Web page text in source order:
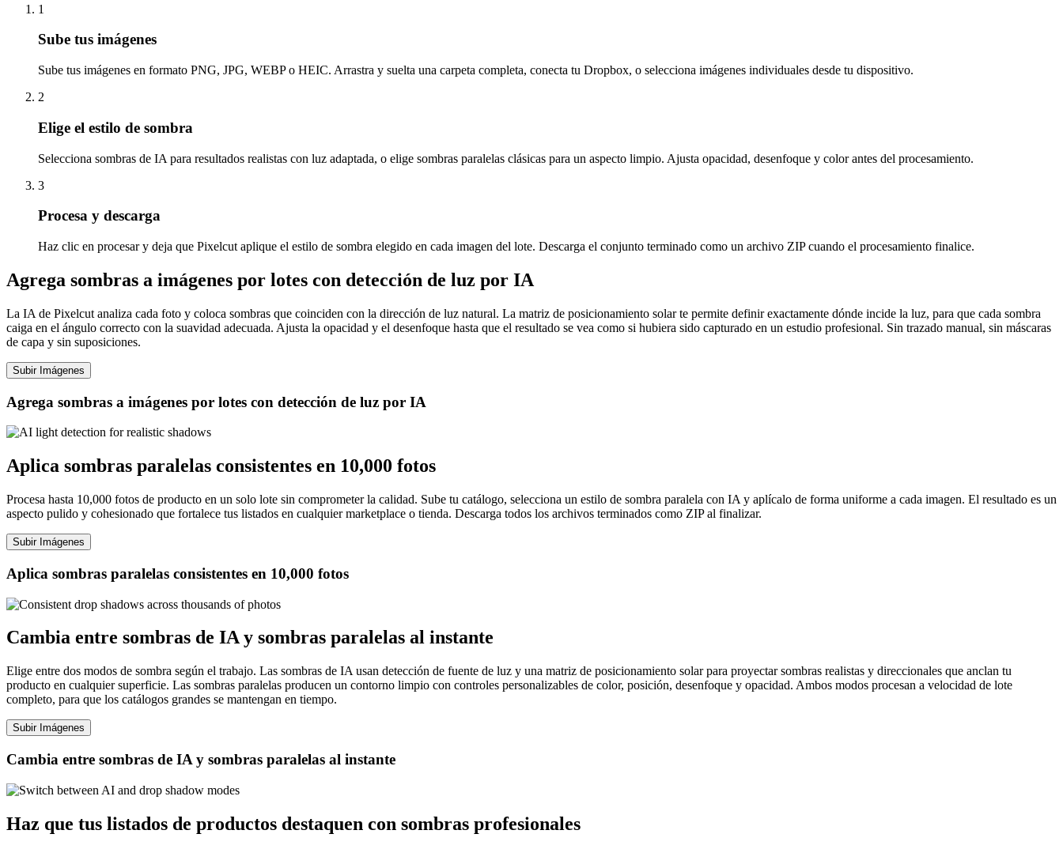
1
Sube tus imágenes
Sube tus imágenes en formato PNG, JPG, WEBP o HEIC. Arrastra y suelta una carpeta completa, conecta tu Dropbox, o selecciona imágenes individuales desde tu dispositivo.
2
Elige el estilo de sombra
Selecciona sombras de IA para resultados realistas con luz adaptada, o elige sombras paralelas clásicas para un aspecto limpio. Ajusta opacidad, desenfoque y color antes del procesamiento.
3
Procesa y descarga
Haz clic en procesar y deja que Pixelcut aplique el estilo de sombra elegido en cada imagen del lote. Descarga el conjunto terminado como un archivo ZIP cuando el procesamiento finalice.
Agrega sombras a imágenes por lotes con detección de luz por IA
La IA de Pixelcut analiza cada foto y coloca sombras que coinciden con la dirección de luz natural. La matriz de posicionamiento solar te permite definir exactamente dónde incide la luz, para que cada sombra
caiga en el ángulo correcto con la suavidad adecuada. Ajusta la opacidad y el desenfoque hasta que el resultado se vea como si hubiera sido capturado en un estudio profesional. Sin trazado manual, sin máscaras
de capa y sin suposiciones.
Subir Imágenes
Agrega sombras a imágenes por lotes con detección de luz por IA
Aplica sombras paralelas consistentes en 10,000 fotos
Procesa hasta 10,000 fotos de producto en un solo lote sin comprometer la calidad. Sube tu catálogo, selecciona un estilo de sombra paralela con IA y aplícalo de forma uniforme a cada imagen. El resultado es un
aspecto pulido y cohesionado que fortalece tus listados en cualquier marketplace o tienda. Descarga todos los archivos terminados como ZIP al finalizar.
Subir Imágenes
Aplica sombras paralelas consistentes en 10,000 fotos
Cambia entre sombras de IA y sombras paralelas al instante
Elige entre dos modos de sombra según el trabajo. Las sombras de IA usan detección de fuente de luz y una matriz de posicionamiento solar para proyectar sombras realistas y direccionales que anclan tu
producto en cualquier superficie. Las sombras paralelas producen un contorno limpio con controles personalizables de color, posición, desenfoque y opacidad. Ambos modos procesan a velocidad de lote
completo, para que los catálogos grandes se mantengan en tiempo.
Subir Imágenes
Cambia entre sombras de IA y sombras paralelas al instante
Haz que tus listados de productos destaquen con sombras profesionales